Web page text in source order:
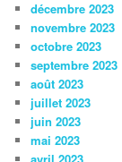
décembre 2023
novembre 2023
octobre 2023
septembre 2023
août 2023
juillet 2023
juin 2023
mai 2023